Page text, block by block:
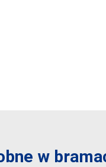
w